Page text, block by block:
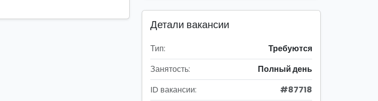
Детали вакансии
Тип:
Требуются
Занятость:
Полный день
ID вакансии:
#87718